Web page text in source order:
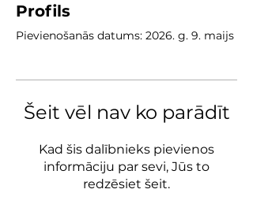
Profils
Pievienošanās datums: 2026. g. 9. maijs
Šeit vēl nav ko parādīt
Kad šis dalībnieks pievienos
informāciju par sevi, Jūs to
redzēsiet šeit.